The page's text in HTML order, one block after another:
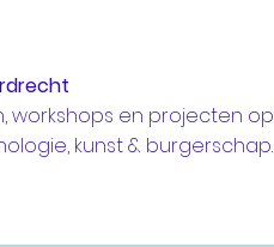
workshops en projecten op
kunst & burgerschap.